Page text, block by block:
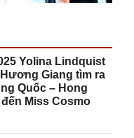
Yolina Lindquist
Giang tìm ra
Quốc – Hong
Miss Cosmo